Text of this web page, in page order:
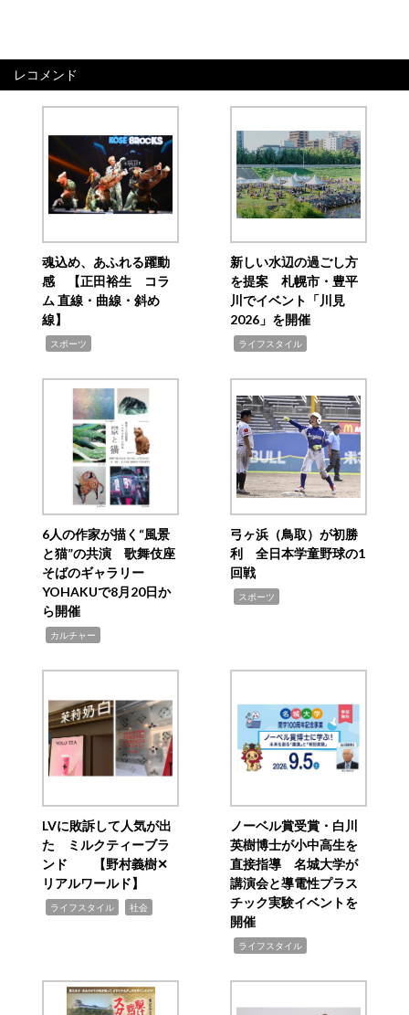
レコメンド
魂込め、あふれる躍動
感 【正田裕生 コラ
ム 直線・曲線・斜め
線】
スポーツ
新しい水辺の過ごし方
を提案 札幌市・豊平
川でイベント「川見
2026」を開催
ライフスタイル
6人の作家が描く“風景
と猫”の共演 歌舞伎座
そばのギャラリー
YOHAKUで8月20日か
ら開催
カルチャー
弓ヶ浜（鳥取）が初勝
利 全日本学童野球の1
回戦
スポーツ
LVに敗訴して人気が出
た ミルクティーブラ
ンド 【野村義樹✕
リアルワールド】
ライフスタイル 社会
ノーベル賞受賞・白川
英樹博士が小中高生を
直接指導 名城大学が
講演会と導電性プラス
チック実験イベントを
開催
ライフスタイル